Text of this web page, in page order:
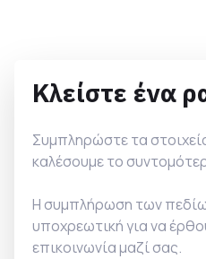
Κλείστε ένα
Συμπληρώστε τα
καλέσουμε το
Η συμπλήρωση των
υποχρεωτική για να
επικοινωνία μαζί σας.